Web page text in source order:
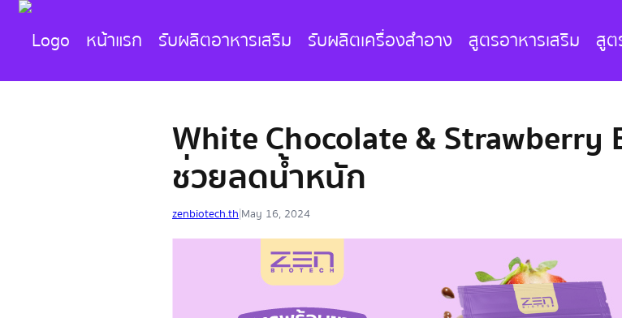
หน้าแรก รับผลิตอาหารเสริม รับผลิตเครื่องสำอาง สูตรอาหารเสริม สูต
White Chocolate &
ช่วยลดน้ำหนัก
zenbiotech.th|May 16, 2024